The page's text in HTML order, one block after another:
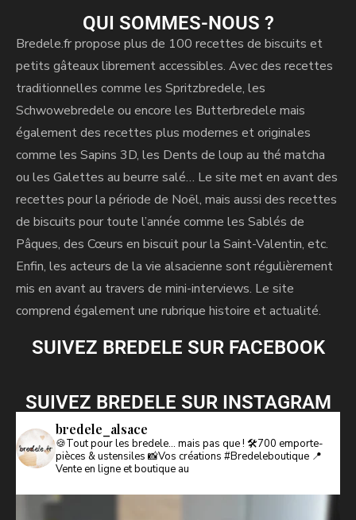
v
:
QUI SOMMES-NOUS ?
Bredele.fr propose plus de 100 recettes de biscuits et
petits gâteaux librement accessibles. Avec des recettes
traditionnelles comme les Spritzbredele, les
Schwowebredele ou encore les Butterbredele mais
également des recettes plus modernes et originales
comme les Sapins 3D, les Dents de loup au thé matcha
ou les Galettes au beurre salé… Le site met en avant des
recettes pour la période de Noël, mais aussi des recettes
de biscuits pour toute l’année comme les Sablés de
Pâques, des Cœurs en biscuit pour la Saint-Valentin, etc.
Enfin, les acteurs de la vie alsacienne sont régulièrement
mis en avant au travers de mini-interviews. Le site
comprend également une rubrique histoire et actualité.
SUIVEZ BREDELE SUR FACEBOOK
SUIVEZ BREDELE SUR INSTAGRAM
bredele_alsace
🍪Tout pour les bredele… mais pas que ! 🛠️700 emporte-
pièces & ustensiles 📸Vos créations #Bredeleboutique 📍
Vente en ligne et boutique au